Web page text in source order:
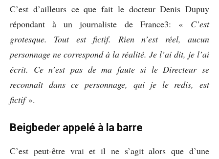
C’est d’ailleurs ce que fait le docteur Denis Dupuy
répondant à un journaliste de France3: « C’est
grotesque. Tout est fictif. Rien n’est réel, aucun
personnage ne correspond à la réalité. Je l’ai dit, je l’ai
écrit. Ce n’est pas de ma faute si le Directeur se
reconnaît dans ce personnage, qui je le redis, est
fictif».
Beigbeder appelé à la barre
C’est peut-être vrai et il ne s’agit alors que d’une